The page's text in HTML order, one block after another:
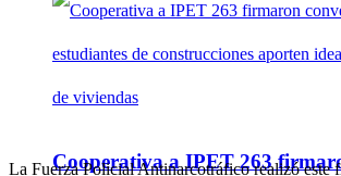
Cooperativa a IPET 263
La Fuerza Policial Antinarcotráfico realizó este